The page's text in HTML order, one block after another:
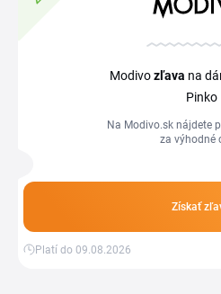
Modivozľava na
Pinko
Na Modivo.sk nájdete
za výhodné
Získať
Platí do 09.08.2026